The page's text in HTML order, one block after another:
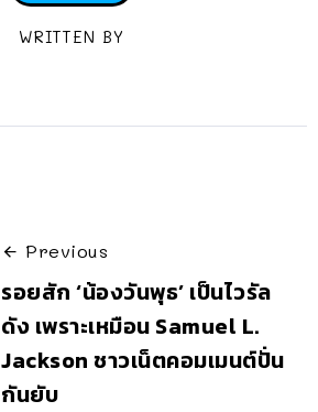
WRITTEN BY
Previous
รอยสัก ‘น้องวันพุธ’ เป็นไวรัล
ดัง เพราะเหมือน Samuel L.
Jackson ชาวเน็ตคอมเมนต์ปั่น
กันยับ